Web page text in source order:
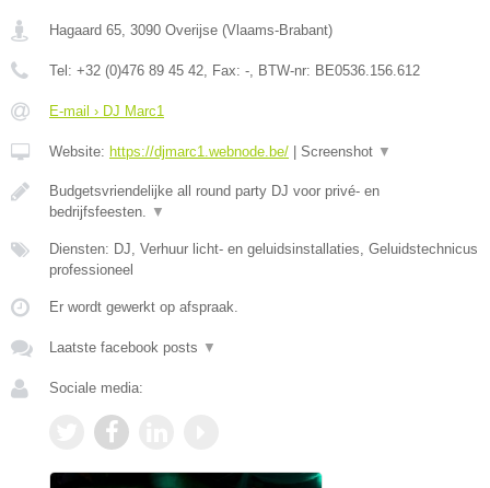
Hagaard 65, 3090 Overijse (Vlaams-Brabant)
Tel: +32 (0)476 89 45 42, Fax: -, BTW-nr: BE0536.156.612
E-mail › DJ Marc1
Website: https://djmarc1.webnode.be/ Screenshot ▼
Budgetsvriendelijke all round party DJ voor privé- en
bedrijfsfeesten. ▼
Diensten: DJ, Verhuur licht- en geluidsinstallaties, Geluidstechnicus
professioneel
Er wordt gewerkt op afspraak.
Laatste facebook posts ▼
Sociale media: